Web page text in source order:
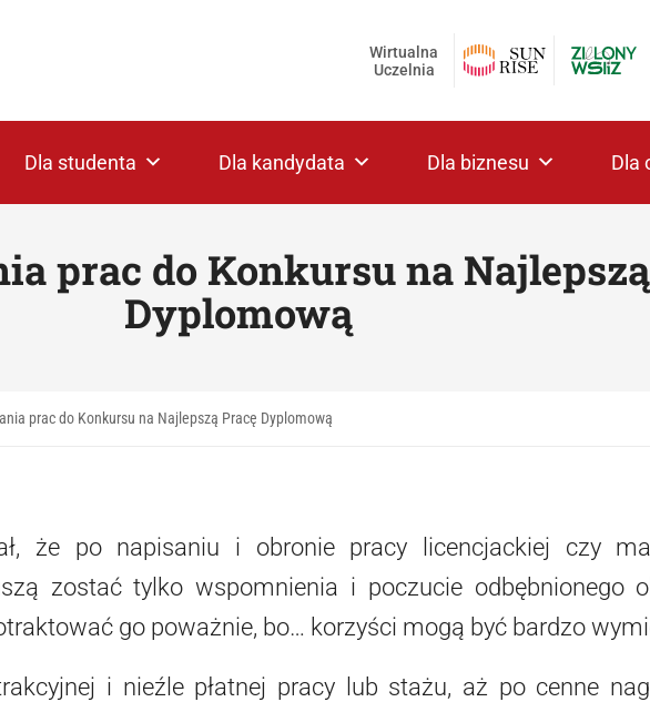
Wirtualna
Uczelnia
Dla studenta Dla kandydata Dla biznesu Dla
prac do Konkursu na
Dyplomową
prac do Konkursu na Najlepszą Pracę Dyplomową
że po napisaniu i obronie pracy licencjackiej czy
zostać tylko wspomnienia i poczucie odbębnionego
go poważnie, bo… korzyści mogą być bardzo
i nieźle płatnej pracy lub stażu, aż po cenne